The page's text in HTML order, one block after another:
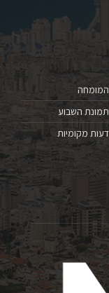
המומחה
תמונת השבוע
דעות מקומיות